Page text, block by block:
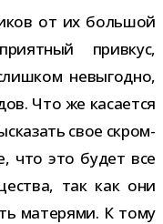
от их боль­шой
при­вкус,
невы­годно,
Что же каса­ется
свое скром­
что это будет все
так как они
мате­рями. К тому